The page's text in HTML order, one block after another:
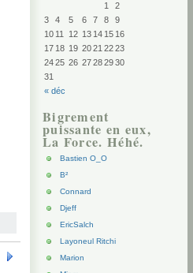
« déc
1
2
3
4 5 6 7 8
9
10 11 12 13 14 15 16
17 18 19 2021 2223
2425 26 27282930
31
Bigrement
puissante en eux,
La Force. Héhé.
Bastien O_O
B²
Connard
Djeff
EricSalch
Layoneul Ritchi
Marion